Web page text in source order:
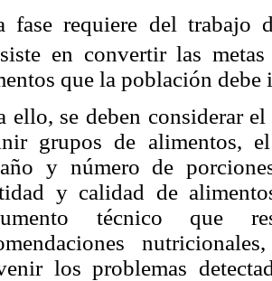
fase requiere del trabajo
en convertir las
que la población
ello, se deben considerar
grupos de alimentos,
y número de
y calidad de
técnico que
los problemas